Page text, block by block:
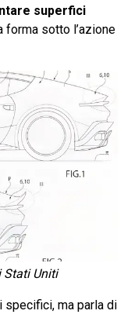
superfici
forma sotto l’azione
Stati Uniti
specifici, ma parla di